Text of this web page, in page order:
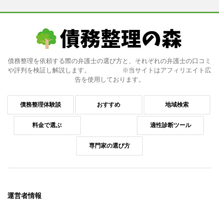
債務整理を依頼する際の弁護士の選び方と、それぞれの弁護士の口コミ
や評判を検証し解説します。 ※当サイトはアフィリエイト広
告を使用しております。
債務整理体験談 おすすめ 地域検索
料金で選ぶ 適性診断ツール
専門家の選び方
運営者情報